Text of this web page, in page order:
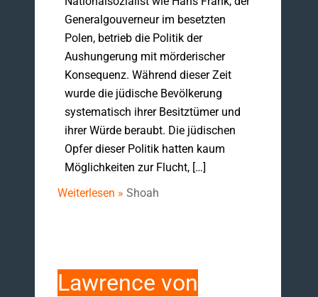
Generalgouverneur im besetzten
Polen, betrieb die Politik der
Aushungerung mit mörderischer
Konsequenz. Während dieser Zeit
wurde die jüdische Bevölkerung
systematisch ihrer Besitztümer und
ihrer Würde beraubt. Die jüdischen
Opfer dieser Politik hatten kaum
Möglichkeiten zur Flucht, […]
Weiterlesen » Shoah
Lawrence von